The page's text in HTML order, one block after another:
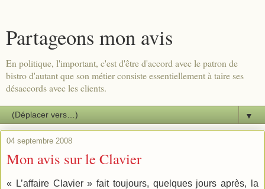
Partageons mon avis
En politique, l'important, c'est d'être d'accord avec le patron de
bistro d'autant que son métier consiste essentiellement à taire ses
désaccords avec les clients.
▼
04 septembre 2008
Mon avis sur le Clavier
« L’affaire Clavier » fait toujours, quelques jours après, la